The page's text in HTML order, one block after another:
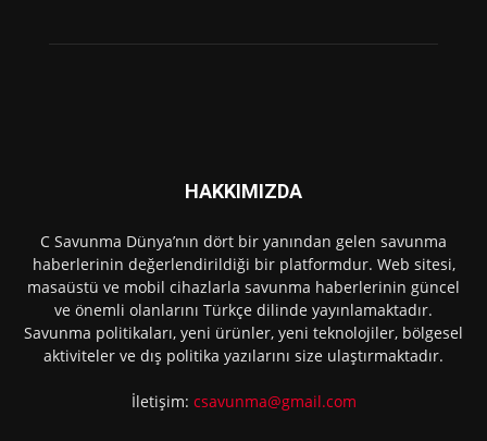
HAKKIMIZDA
C Savunma Dünya’nın dört bir yanından gelen savunma
haberlerinin değerlendirildiği bir platformdur. Web sitesi,
masaüstü ve mobil cihazlarla savunma haberlerinin güncel
ve önemli olanlarını Türkçe dilinde yayınlamaktadır.
Savunma politikaları, yeni ürünler, yeni teknolojiler, bölgesel
aktiviteler ve dış politika yazılarını size ulaştırmaktadır.
İletişim: csavunma@gmail.com